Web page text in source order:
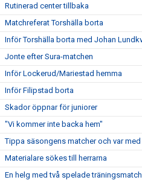
Rutinerad center tillbaka
Matchreferat Torshälla borta
Inför Torshälla borta med Johan
Jonte efter Sura-matchen
Inför Lockerud/Mariestad hemma
Inför Filipstad borta
Skador öppnar för juniorer
"Vi kommer inte backa hem"
Tippa säsongens matcher och var
Materialare sökes till herrarna
En helg med två spelade